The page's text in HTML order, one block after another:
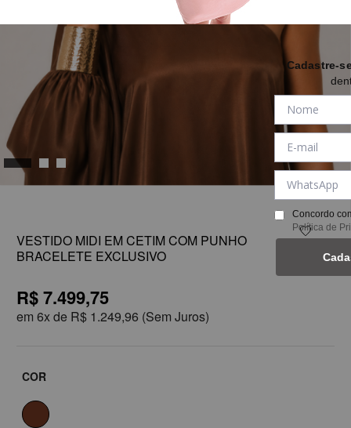
1
VESTIDO MIDI EM CETIM COM PUNHO
BRACELETE EXCLUSIVO
R$ 7.499,75
em 6x de R$ 1.249,96 (Sem Juros)
COR
Cadastre-
Concordo
Política de